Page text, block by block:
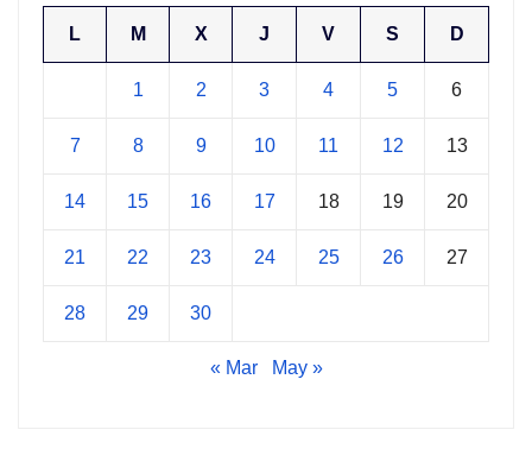
L M X J V S D
1 2 3 4 5 6
7 8 9 10 11 12 13
14 15 16 17 18 19 20
21 22 23 24 25 26 27
28 29 30
« Mar May »